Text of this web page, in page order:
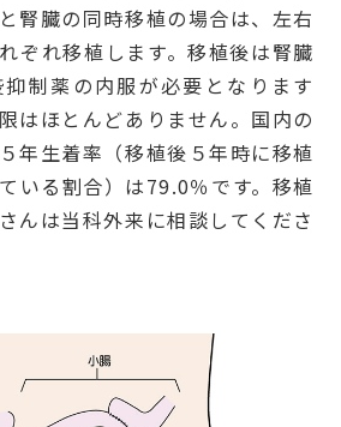
腎臓の同時移植の場合は、左右
ぞれ移植します。移植後は腎臓
制薬の内服が必要となります
はほとんどありません。国内の
年生着率（移植後５年時に移植
いる割合）は79.0％です。移植
んは当科外来に相談してくださ